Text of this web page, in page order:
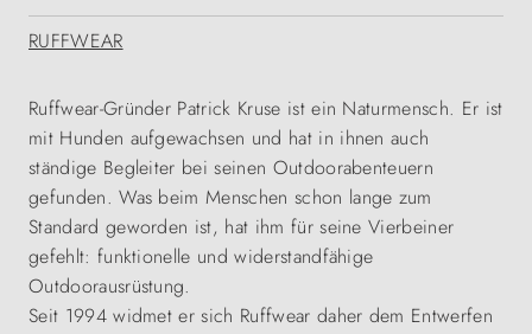
RUFFWEAR
Ruffwear-Gründer Patrick Kruse ist ein Naturmensch. Er ist
mit Hunden aufgewachsen und hat in ihnen auch
ständige Begleiter bei seinen Outdoorabenteuern
gefunden. Was beim Menschen schon lange zum
Standard geworden ist, hat ihm für seine Vierbeiner
gefehlt: funktionelle und widerstandfähige
Outdoorausrüstung.
Seit 1994 widmet er sich Ruffwear daher dem Entwerfen